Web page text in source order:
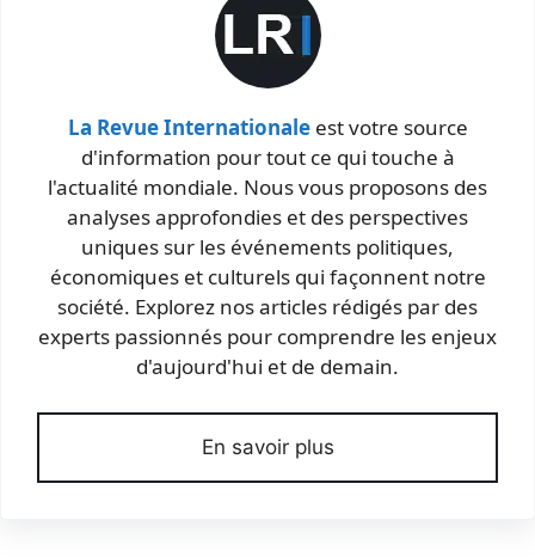
La Revue Internationaleest votre source
d'information pour tout ce qui touche à
l'actualité mondiale. Nous vous proposons des
analyses approfondies et des perspectives
uniques sur les événements politiques,
économiques et culturels qui façonnent notre
société. Explorez nos articles rédigés par des
experts passionnés pour comprendre les enjeux
d'aujourd'hui et de demain.
En savoir plus